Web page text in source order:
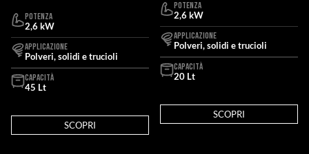
POTENZA
2,6 kW
APPLICAZIONE
Polveri, solidi e trucioli
CAPACITÀ
45 Lt
SCOPRI
POTENZA
2,6 kW
APPLICAZIONE
Polveri, solidi e trucioli
CAPACITÀ
20 Lt
SCOPRI